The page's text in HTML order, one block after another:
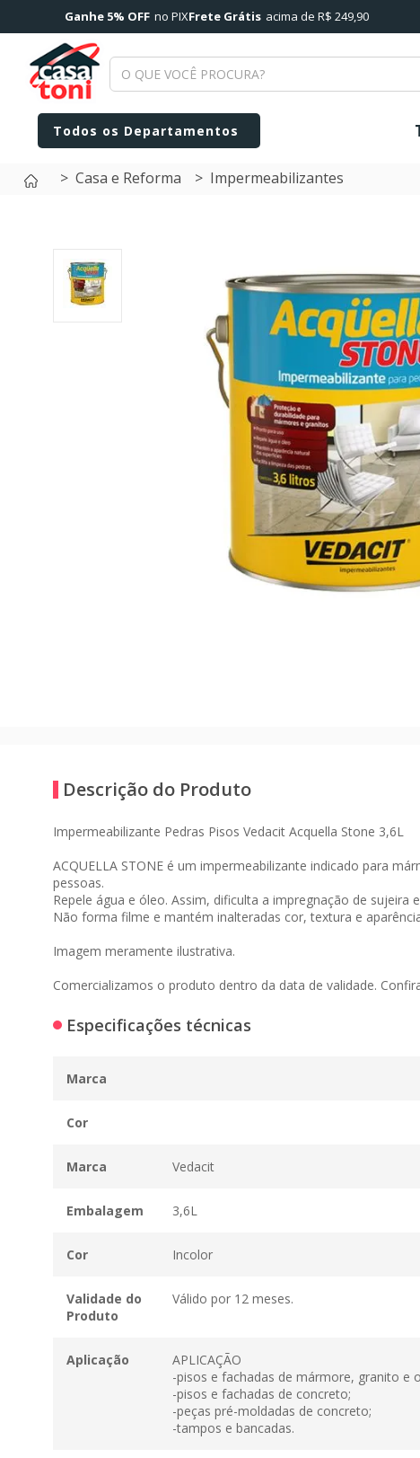
Ganhe 5% OFF no PIXFrete Grátis acima de R$ 249,90
Casa e Reforma Impermeabilizantes
Descrição do Produto
Impermeabilizante Pedras Pisos Vedacit Acquella Stone 3,6L
ACQUELLA STONE é um impermeabilizante indicado para
pessoas.
Repele água e óleo. Assim, dificulta a impregnação de sujeira
Não forma filme e mantém inalteradas cor, textura e
Imagem meramente ilustrativa.
Comercializamos o produto dentro da data de validade.
Especificações técnicas
Marca
Cor
Marca Vedacit
Embalagem 3,6L
Cor Incolor
Validade do
Produto
Válido por 12 meses.
Aplicação
APLICAÇÃO
-pisos e fachadas de mármore, granito e
-pisos e fachadas de concreto;
-peças pré-moldadas de concreto;
-tampos e bancadas.